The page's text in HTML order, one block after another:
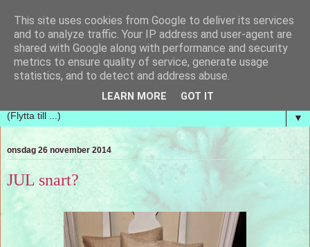
Handvävda tankar
En blogg om handvävning och hur nya vävar ständigt
kommer upp i tankarna. Vi vill bara ha mer tid!
▼
onsdag 26 november 2014
JUL snart?
This site uses cookies from Google to deliver its services
and to analyze traffic. Your IP address and user-agent are
shared with Google along with performance and security
metrics to ensure quality of service, generate usage
statistics, and to detect and address abuse.
LEARN MORE GOT IT